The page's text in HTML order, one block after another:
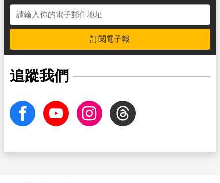
電子郵件地址
訂閱電子報
追蹤我們
facebook Youtube InstagramThreads